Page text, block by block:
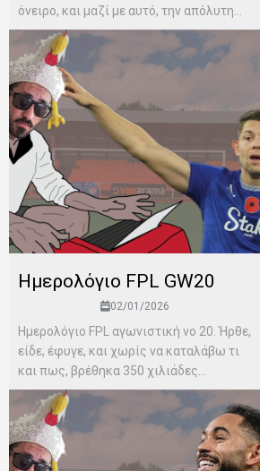
όνειρο, και μαζί με αυτό, την απόλυτη...
Ημερολόγιο FPL GW20
02/01/2026
Ημερολόγιο FPL αγωνιστική νο 20. Ήρθε,
είδε, έφυγε, και χωρίς να καταλάβω τι
και πως, βρέθηκα 350 χιλιάδες...